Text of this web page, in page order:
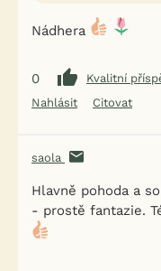
Nádhera
0
Kvalitní
Nahlásit
Citovat
saola
Hlavně pohoda a
- prostě fantazie.